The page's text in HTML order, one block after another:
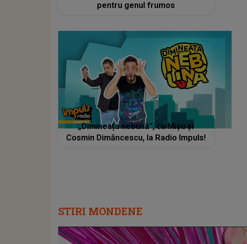
pentru genul frumos
„Dimineața nebună”, cu Mișu și
Cosmin Dimăncescu, la Radio Impuls!
STIRI MONDENE